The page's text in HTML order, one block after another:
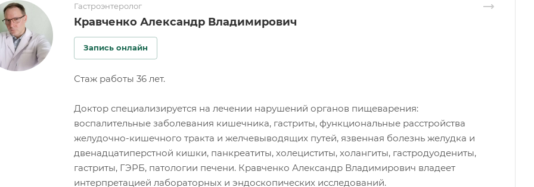
Гастроэнтеролог
Кравченко Александр Владимирович
Запись онлайн
Стаж работы 36 лет.
Доктор специализируется на лечении нарушений органов пищеварения:
воспалительные заболевания кишечника, гастриты, функциональные расстройства
желудочно-кишечного тракта и желчевыводящих путей, язвенная болезнь желудка и
двенадцатиперстной кишки, панкреатиты, холециститы, холангиты, гастродуодениты,
гастриты, ГЭРБ, патологии печени. Кравченко Александр Владимирович владеет
интерпретацией лабораторных и эндоскопических исследований.